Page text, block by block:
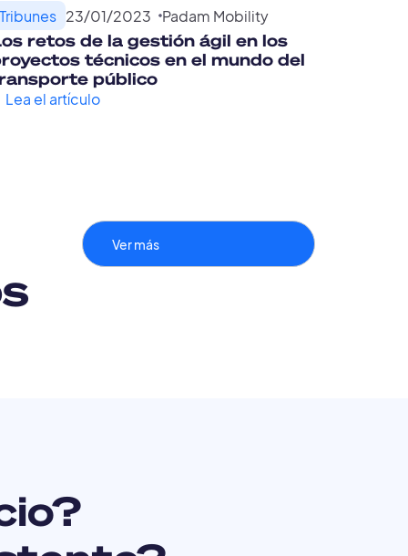
Tribunes 23/01/2023 Padam Mobility
retos de la gestión ágil en los
técnicos en el mundo del
público
Lea el artículo
Ver más